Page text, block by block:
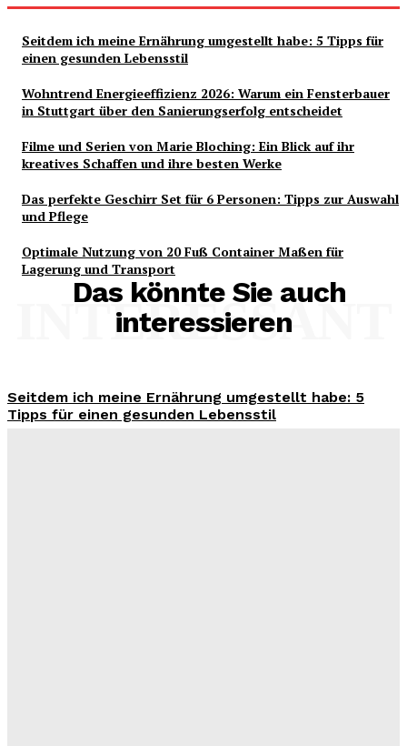
Seitdem ich meine Ernährung umgestellt habe: 5 Tipps für
einen gesunden Lebensstil
Wohntrend Energieeffizienz 2026: Warum ein Fensterbauer
in Stuttgart über den Sanierungserfolg entscheidet
Filme und Serien von Marie Bloching: Ein Blick auf ihr
kreatives Schaffen und ihre besten Werke
Das perfekte Geschirr Set für 6 Personen: Tipps zur Auswahl
und Pflege
Optimale Nutzung von 20 Fuß Container Maßen für
Lagerung und Transport
Das könnte Sie auch
interessieren
INTERESSANT
Seitdem ich meine Ernährung umgestellt habe: 5
Tipps für einen gesunden Lebensstil